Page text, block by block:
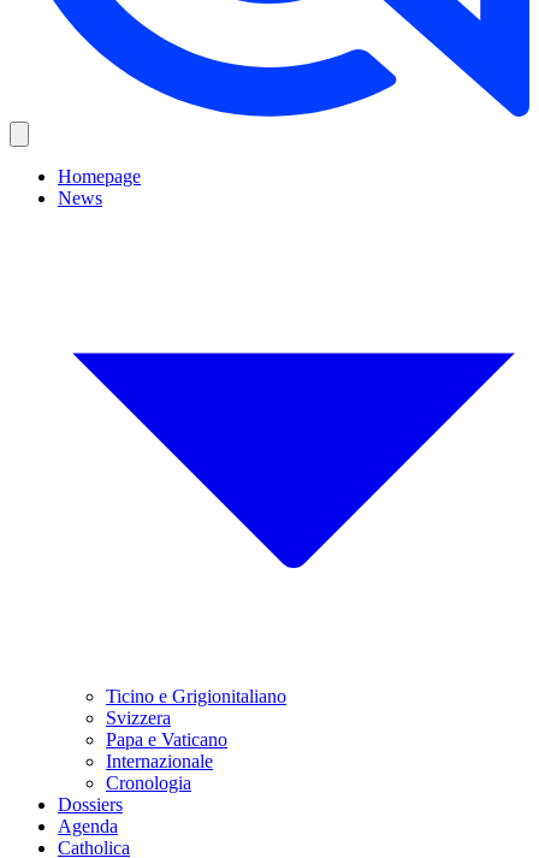
Homepage
News
Ticino e Grigionitaliano
Svizzera
Papa e Vaticano
Internazionale
Cronologia
Dossiers
Agenda
Catholica